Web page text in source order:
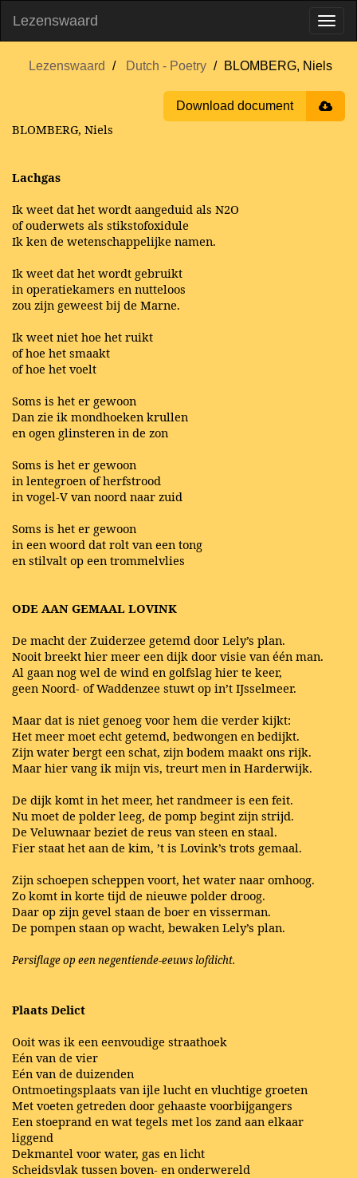
Lezenswaard
Lezenswaard Dutch - Poetry BLOMBERG, Niels
Download document
BLOMBERG, Niels
Lachgas
Ik weet dat het wordt aangeduid als N2O
of ouderwets als stikstofoxidule
Ik ken de wetenschappelijke namen.
Ik weet dat het wordt gebruikt
in operatiekamers en nutteloos
zou zijn geweest bij de Marne.
Ik weet niet hoe het ruikt
of hoe het smaakt
of hoe het voelt
Soms is het er gewoon
Dan zie ik mondhoeken krullen
en ogen glinsteren in de zon
Soms is het er gewoon
in lentegroen of herfstrood
in vogel-V van noord naar zuid
Soms is het er gewoon
in een woord dat rolt van een tong
en stilvalt op een trommelvlies
ODE AAN GEMAAL LOVINK
De macht der Zuiderzee getemd door Lely’s plan.
Nooit breekt hier meer een dijk door visie van één man.
Al gaan nog wel de wind en golfslag hier te keer,
geen Noord- of Waddenzee stuwt op in’t IJsselmeer.
Maar dat is niet genoeg voor hem die verder kijkt:
Het meer moet echt getemd, bedwongen en bedijkt.
Zijn water bergt een schat, zijn bodem maakt ons rijk.
Maar hier vang ik mijn vis, treurt men in Harderwijk.
De dijk komt in het meer, het randmeer is een feit.
Nu moet de polder leeg, de pomp begint zijn strijd.
De Veluwnaar beziet de reus van steen en staal.
Fier staat het aan de kim, ’t is Lovink’s trots gemaal.
Zijn schoepen scheppen voort, het water naar omhoog.
Zo komt in korte tijd de nieuwe polder droog.
Daar op zijn gevel staan de boer en visserman.
De pompen staan op wacht, bewaken Lely’s plan.
Persiflage op een negentiende-eeuws lofdicht.
Plaats Delict
Ooit was ik een eenvoudige straathoek
Eén van de vier
Eén van de duizenden
Ontmoetingsplaats van ijle lucht en vluchtige groeten
Met voeten getreden door gehaaste voorbijgangers
Een stoeprand en wat tegels met los zand aan elkaar
liggend
Dekmantel voor water, gas en licht
Scheidsvlak tussen boven- en onderwereld